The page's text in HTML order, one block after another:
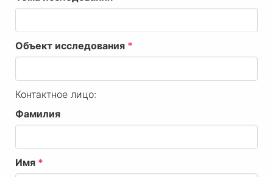
Объект исследования *
Контактное лицо:
Фамилия
Имя *